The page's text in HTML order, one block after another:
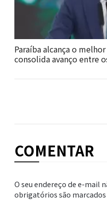
Paraíba alcança o
consolida avanço entre
COMENTAR
O seu endereço de e-mail
obrigatórios são